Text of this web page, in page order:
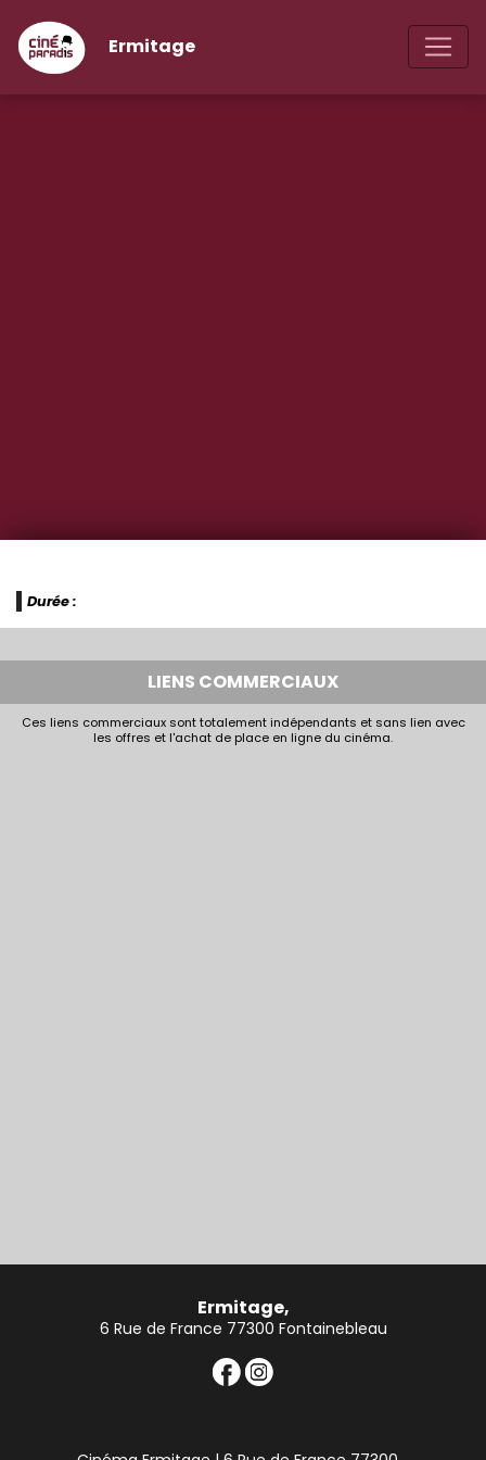
Ermitage
Durée :
LIENS COMMERCIAUX
Ces liens commerciaux sont totalement indépendants et sans lien avec
les offres et l'achat de place en ligne du cinéma.
Ermitage,
6 Rue de France 77300 Fontainebleau